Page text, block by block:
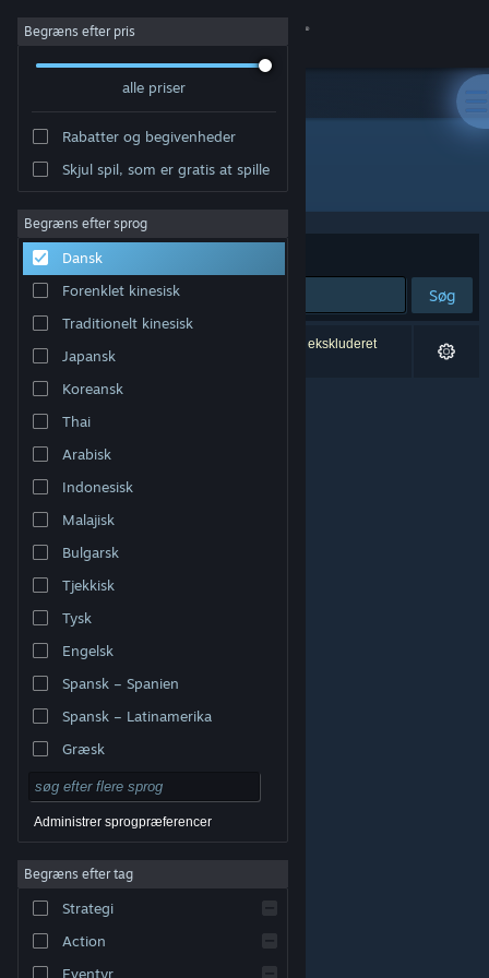
Log på
Om
Support
Skift sprog
Hent Steam-mobilappen
Vis desktop-webside
varemærker tilhører deres respektive indehavere i USA
Tilgængelighed
Refunderinger|
Begræns efter pris
alle priser
Rabatter og begivenheder
Skjul spil, som er gratis at spille
Begræns efter sprog
Dansk
Forenklet kinesisk
Traditionelt kinesisk
Japansk
Koreansk
Thai
Arabisk
Indonesisk
Malajisk
Bulgarsk
Tjekkisk
Tysk
Engelsk
Spansk – Spanien
Spansk – Latinamerika
Græsk
Administrer sprogpræferencer
Begræns efter tag
Strategi
Action
Eventyr
Udvikler: Team VAC
Sorter efter Relevans
Søg
0 resultater matcher din søgning. 1 titel er blevet ekskluderet
baseret på dine præferencer.